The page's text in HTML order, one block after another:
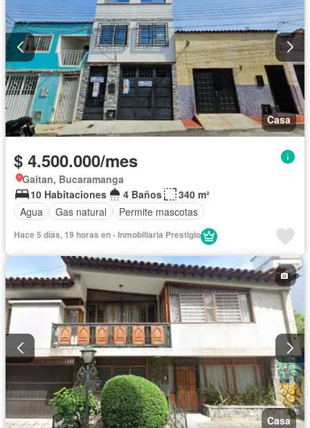
Casa
$ 4.500.000/mes
Gaitan, Bucaramanga
10 Habitaciones
4 Baños
340 m²
Agua
Gas natural Permite mascotas
Hace 5 días, 19 horas en - Inmobiliaria Prestigio
Casa